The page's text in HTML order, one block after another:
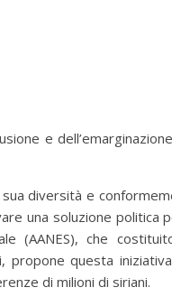
e
diversità e
una soluzione politica
(AANES), che
propone questa
di milioni di siriani.